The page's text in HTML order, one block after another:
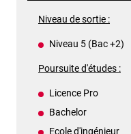
Niveau de sortie :
Niveau 5 (Bac +2)
Poursuite d'études :
Licence Pro
Bachelor
Ecole d'ingénieur